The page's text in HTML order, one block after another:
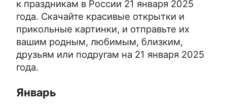
к праздникам в России 21 января 2025
года. Скачайте красивые открытки и
прикольные картинки, и отправьте их
вашим родным, любимым, близким,
друзьям или подругам на 21 января 2025
года.
Январь